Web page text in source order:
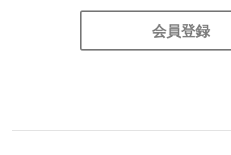
会員登録